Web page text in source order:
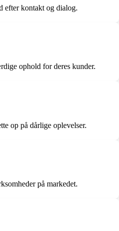
efter kontakt og dialog.
ophold for deres kunder.
op på dårlige oplevelser.
på markedet.